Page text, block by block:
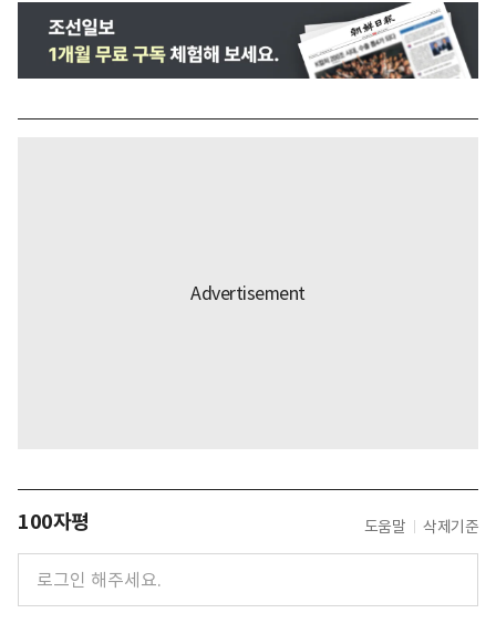
100자평 도움말 삭제기준